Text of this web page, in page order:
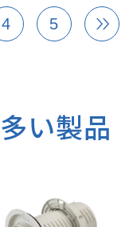
4 5
多い製品